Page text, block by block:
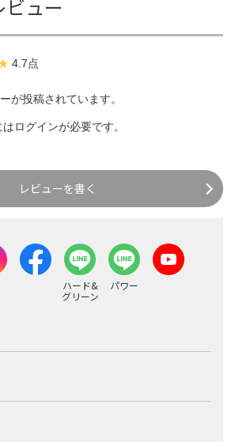
ュー
4.7点
が投稿されています。
はログインが必要です。
レビューを書く
ハード&
グリーン
パワー